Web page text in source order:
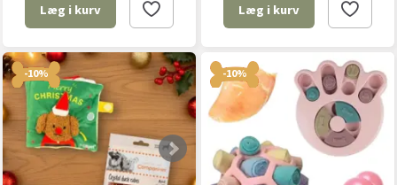
Læg i kurv Læg i kurv
-10% -10%